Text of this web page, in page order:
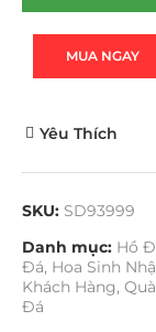
MUA NGAY
Yêu Thích
SKU: SD93999
Danh mục: Hồ
Đá, Hoa Sinh
Khách Hàng,
Đá